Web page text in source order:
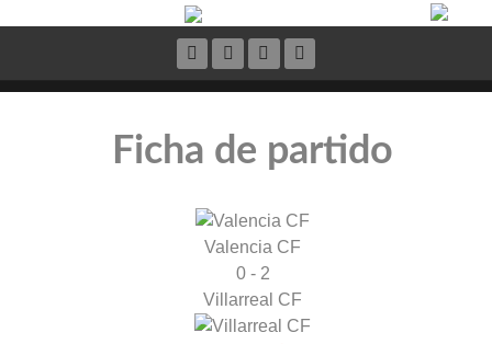
Ficha de partido
Valencia CF
0 - 2
Villarreal CF